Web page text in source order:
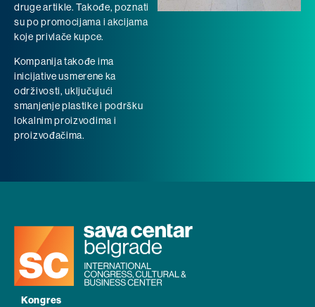
druge artikle. Takođe, poznati
su po promocijama i akcijama
koje privlače kupce.
Kompanija takođe ima
inicijative usmerene ka
održivosti, uključujući
smanjenje plastike i podršku
lokalnim proizvodima i
proizvođačima.
Kongres